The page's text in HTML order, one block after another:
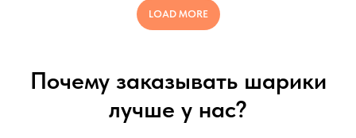
LOAD MORE
Почему заказывать шарики
лучше у нас?